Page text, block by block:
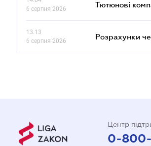
6 серпня 2026
Тютюнові
13.13
6 серпня 2026
Розрахунки
Центр
0-800-